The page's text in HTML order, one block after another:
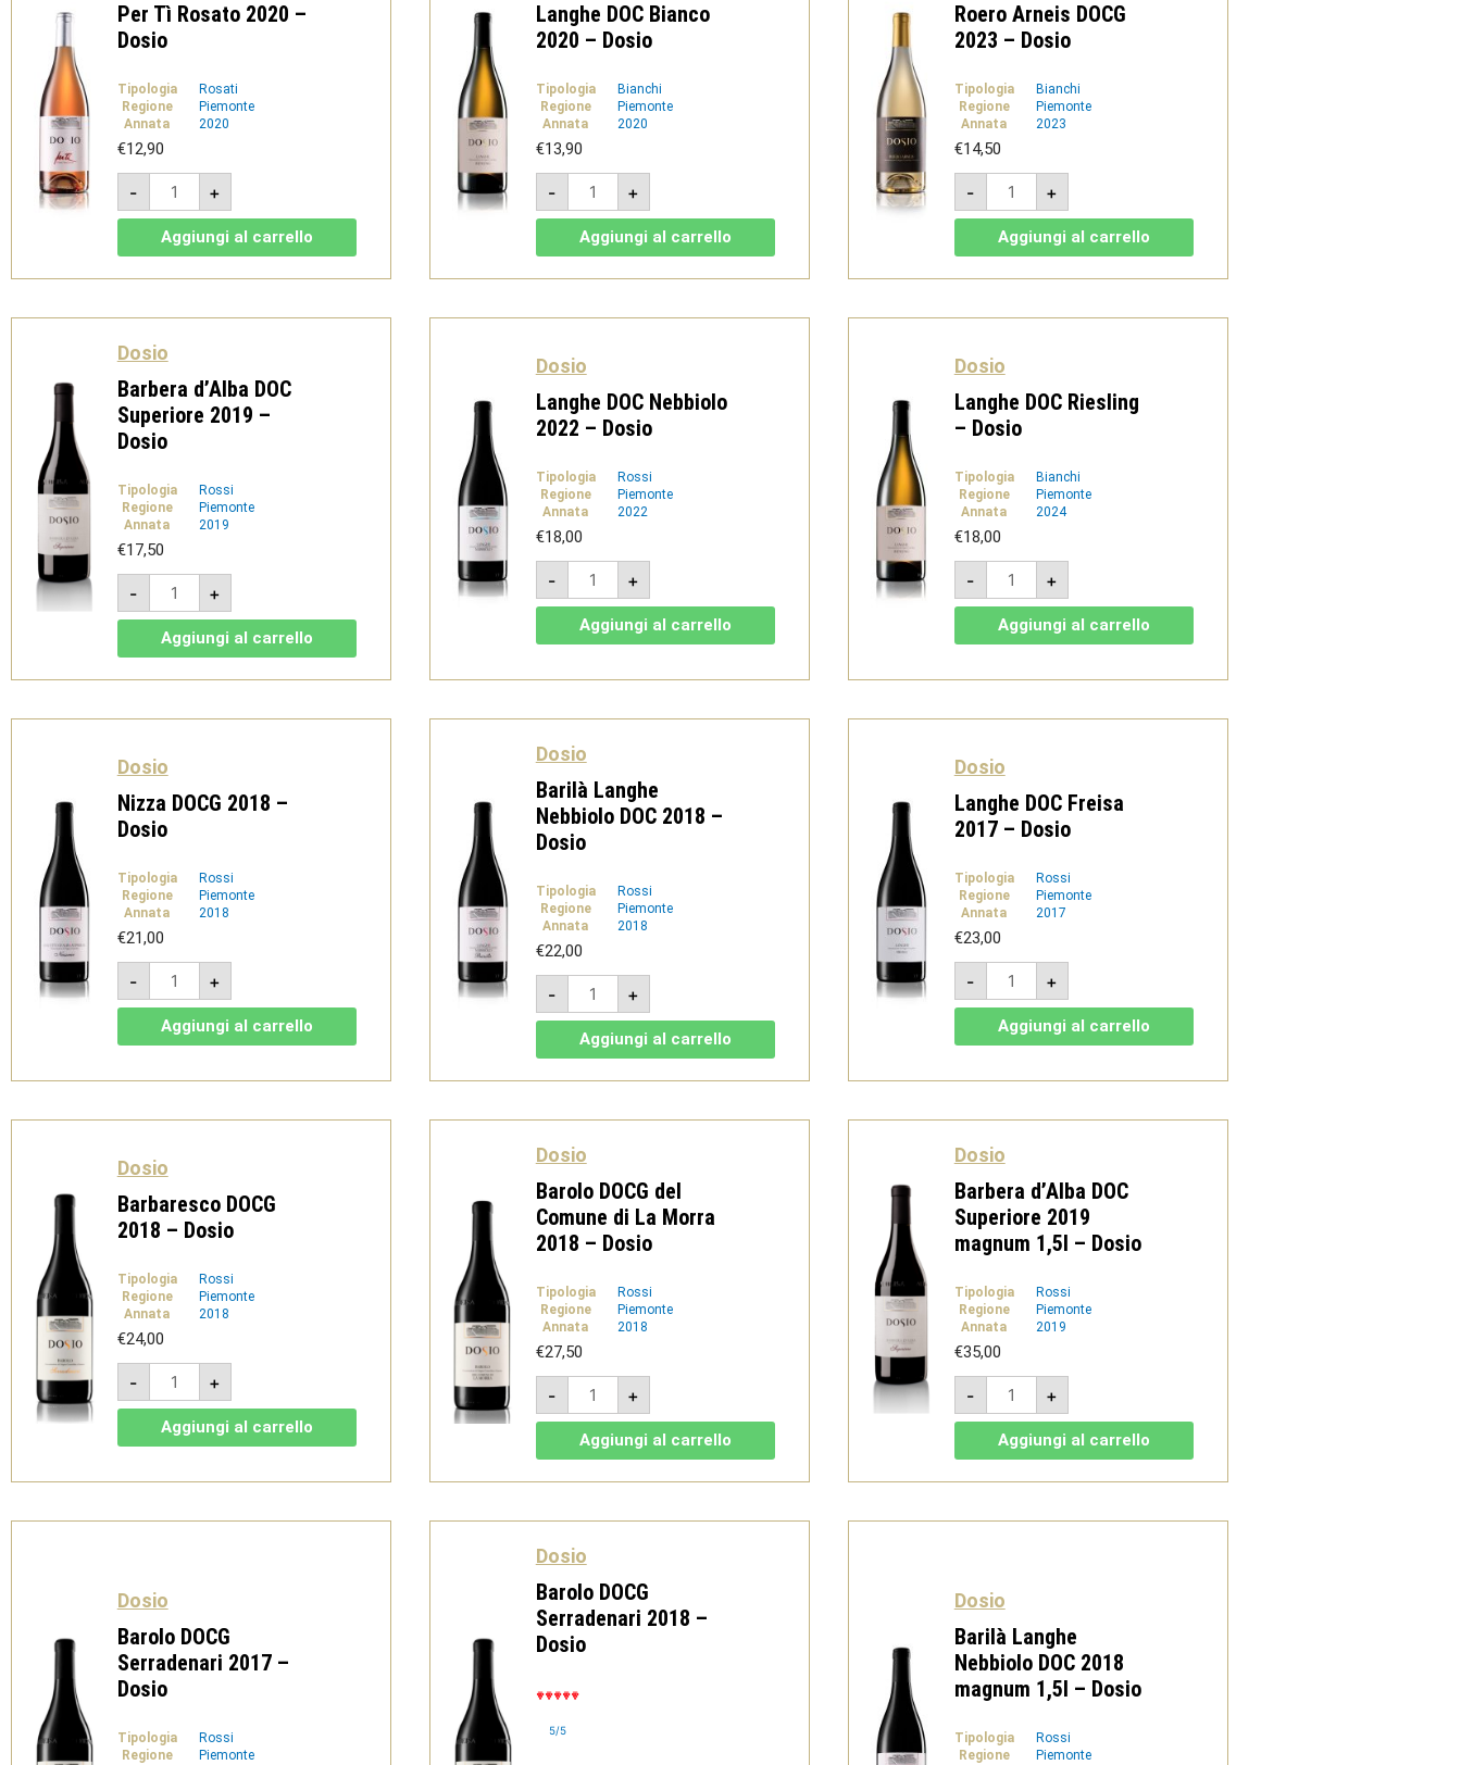
Per Tì Rosato 2020 –
Dosio
Tipologia
Rosati
Regione
Piemonte
Annata
2020
€12,90
-
Per
Rosato
2020
Dosio
quantità
+
Aggiungi al carrello
Langhe DOC Bianco
2020 – Dosio
Tipologia
Bianchi
Regione
Piemonte
Annata
2020
€13,90
-
Langhe
DOC
Bianco
2020
Dosio
quantità
+
Aggiungi al carrello
Roero Arneis DOCG
2023 – Dosio
Tipologia
Bianchi
Regione
Piemonte
Annata
2023
€14,50
-
Roero
Arneis
DOCG
2023
Dosio
quantità
+
Aggiungi al carrello
Dosio
Barbera d’Alba DOC
Superiore 2019 –
Dosio
Tipologia
Rossi
Regione
Piemonte
Annata
2019
€17,50
-
Barbera
d'Alba
DOC
Superiore
2019
-
Dosio
+
Aggiungi al carrello
Dosio
Langhe DOC Nebbiolo
2022 – Dosio
Tipologia
Rossi
Regione
Piemonte
Annata
2022
€18,00
-
Langhe
DOC
Nebbiolo
2022
Dosio
+
Aggiungi al carrello
Dosio
Langhe DOC Riesling
– Dosio
Tipologia
Bianchi
Regione
Piemonte
Annata
2024
€18,00
-
Langhe
DOC
Riesling
Dosio
quantità
+
Aggiungi al carrello
Dosio
Nizza DOCG 2018 –
Dosio
Tipologia
Rossi
Regione
Piemonte
Annata
2018
€21,00
-
Nizza
DOCG
2018
Dosio
quantità
+
Aggiungi al carrello
Dosio
Barilà Langhe
Nebbiolo DOC 2018 –
Dosio
Tipologia
Rossi
Regione
Piemonte
Annata
2018
€22,00
-
Barilà
Langhe
Nebbiolo
DOC
2018
-
Dosio
+
Aggiungi al carrello
Dosio
Langhe DOC Freisa
2017 – Dosio
Tipologia
Rossi
Regione
Piemonte
Annata
2017
€23,00
-
Langhe
DOC
Freisa
2017
Dosio
+
Aggiungi al carrello
Dosio
Barbaresco DOCG
2018 – Dosio
Tipologia
Rossi
Regione
Piemonte
Annata
2018
€24,00
-
Barbaresco
DOCG
2018
Dosio
quantità
+
Aggiungi al carrello
Dosio
Barolo DOCG del
Comune di La Morra
2018 – Dosio
Tipologia
Rossi
Regione
Piemonte
Annata
2018
€27,50
-
Barolo
DOCG
del
Comune
di
La
Morra
quantità
+
Aggiungi al carrello
Dosio
Barbera d’Alba DOC
Superiore 2019
magnum 1,5l – Dosio
Tipologia
Rossi
Regione
Piemonte
Annata
2019
€35,00
-
Barbera
d'Alba
DOC
Superiore
2019
magnum
1,5l
+
Aggiungi al carrello
Dosio
Barolo DOCG
Serradenari 2017 –
Dosio
Tipologia
Rossi
Regione
Piemonte
Dosio
Barolo DOCG
Serradenari 2018 –
Dosio
5/5
Dosio
Barilà Langhe
Nebbiolo DOC 2018
magnum 1,5l – Dosio
Tipologia
Rossi
Regione
Piemonte